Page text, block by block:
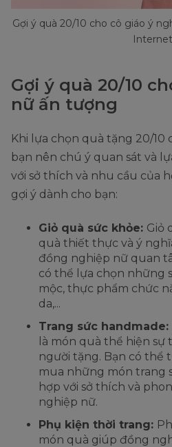
Gợi ý quà 20/10 cho cô giáo ý
Gợi ý quà 20/10
nữ ấn tượng
Khi lựa chọn quà tặng 20/10
bạn nên chú ý quan sát và
với sở thích và nhu cầu của
gợi ý dành cho bạn:
Giỏ quà sức khỏe: Giỏ
quà thiết thực và ý
đồng nghiệp nữ quan
có thể lựa chọn những
mộc, thực phẩm chức
da,...
Trang sức handmade:
là món quà thể hiện sự
người tặng. Bạn có thể
mua những món trang
hợp với sở thích và
nghiệp nữ.
Phụ kiện thời trang:
món quà giúp đồng